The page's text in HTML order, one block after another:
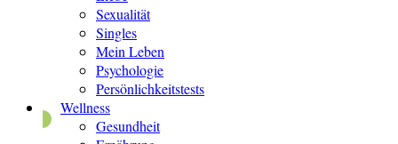
Sexualität
Singles
Mein Leben
Psychologie
Persönlichkeitstests
Wellness
Gesundheit